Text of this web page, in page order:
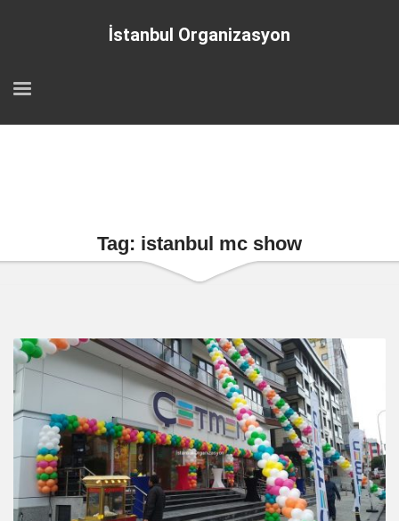
İstanbul Organizasyon
Tag: istanbul mc show